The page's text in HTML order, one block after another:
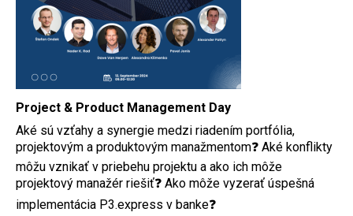
Project & Product Management Day
Aké sú vzťahy a synergie medzi riadením portfólia,
projektovým a produktovým manažmentom❓ Aké konflikty
môžu vznikať v priebehu projektu a ako ich môže
projektový manažér riešiť❓ Ako môže vyzerať úspešná
implementácia P3.express v banke❓